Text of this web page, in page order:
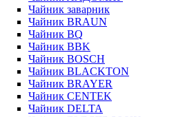
Чайник заварник
Чайник BRAUN
Чайник BQ
Чайник BBK
Чайник BOSCH
Чайник BLACKTON
Чайник BRAYER
Чайник CENTEK
Чайник DELTA